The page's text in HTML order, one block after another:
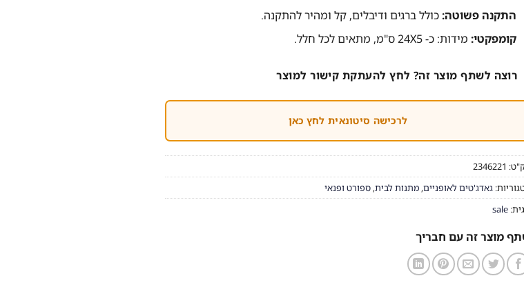
התקנה פשוטה:כולל ברגים ודיבלים, קל ומהיר להתקנה.
קומפקטי:מידות: כ- 24X5 ס"מ, מתאים לכל חלל.
רוצה לשתף מוצר זה? לחץ להעתקת קישור למוצר
לרכישה סיטונאית לחץ כאן
2346221
גאדג'טים לאופניים, מתנות לבית, ספורט ופנאי
sale
מוצר זה עם חבריך